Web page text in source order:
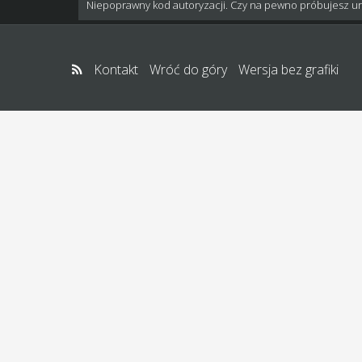
Niepoprawny kod autoryzacji. Czy na pewno próbujesz
Kontakt Wróć do góry Wersja bez grafiki